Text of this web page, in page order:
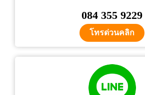
084 355 9229
โทรด่วนคลิก